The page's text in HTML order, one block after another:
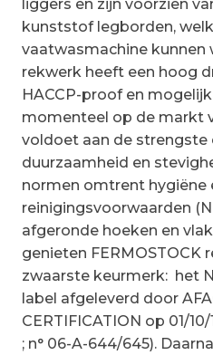
liggers en zijn voorzien
kunststof legborden,
vaatwasmachine kunnen
rekwerk heeft een hoog
HACCP-proof en
momenteel op de markt
voldoet aan de strengste
duurzaamheid en
normen omtrent hygiëne
reinigingsvoorwaarden
afgeronde hoeken en
genieten FERMOSTOCK
zwaarste keurmerk: het
label afgeleverd door
CERTIFICATION op 01/
; n° 06-A-644/645).